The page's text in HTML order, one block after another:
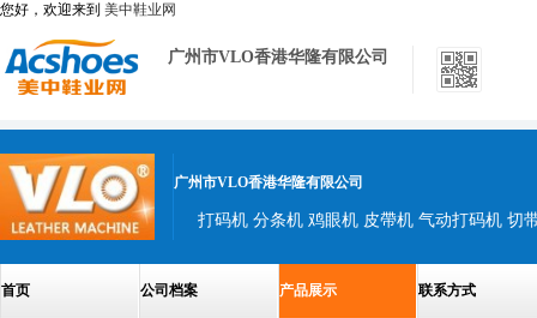
您好，欢迎来到 美中鞋业网
广州市VLO香港华隆有限公司
广州市VLO香港华隆有限公司
打码机 分条机 鸡眼机 皮帶机 气动打码机 切
首页 公司档案 产品展示 联系方式